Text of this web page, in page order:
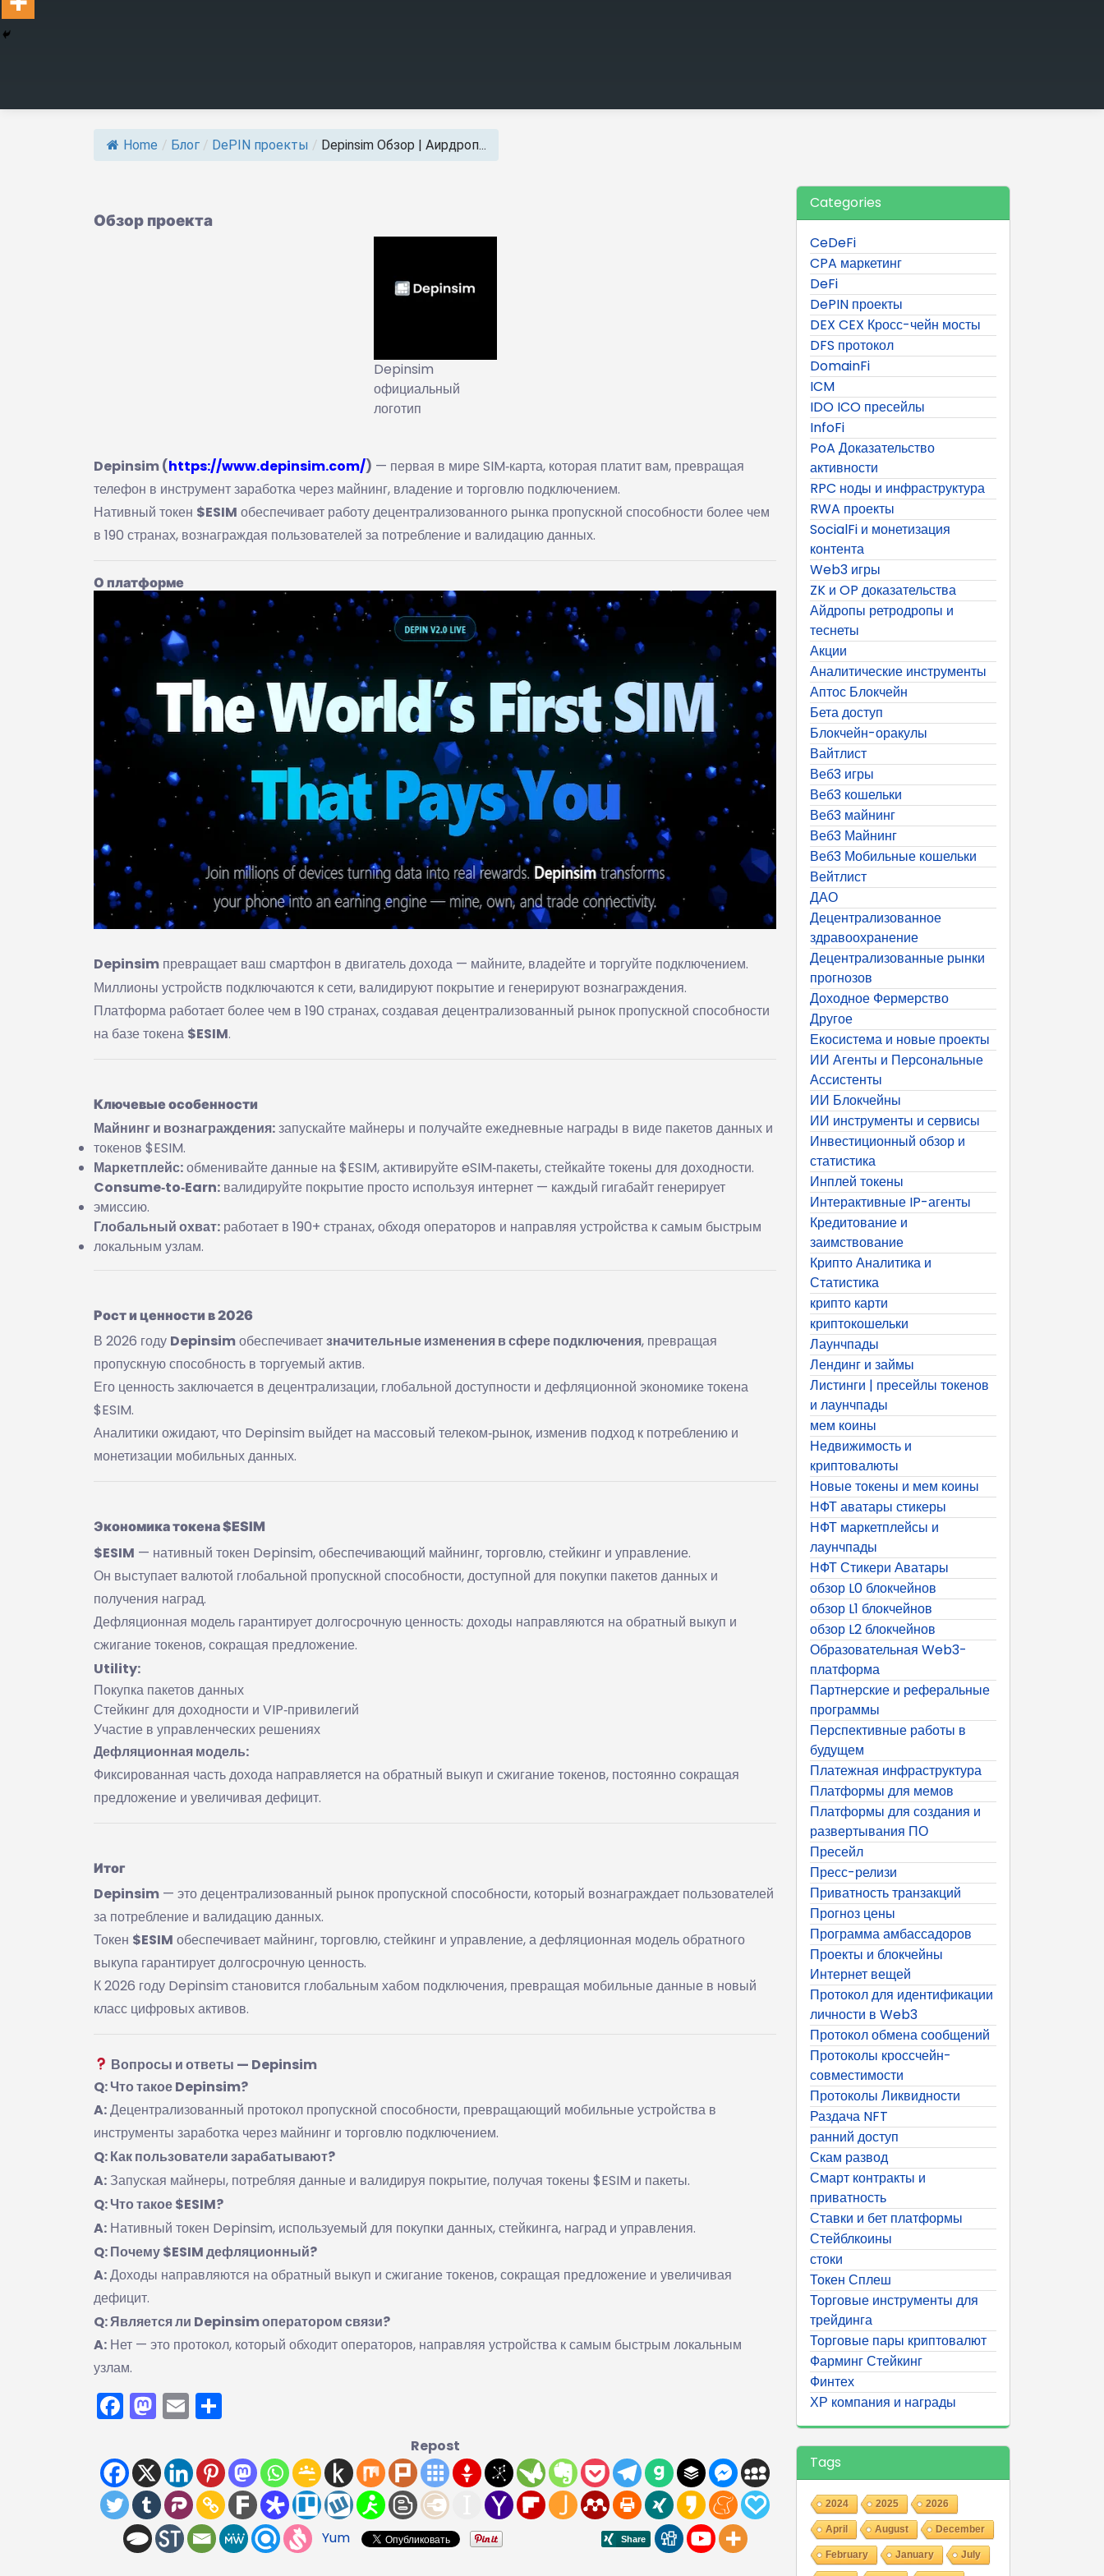
Home / Блог / DePIN проекты / Depinsim Обзор | Аирдроп...
Обзор проекта
Depinsim
официальный
логотип
Depinsim (https://www.depinsim.com/) — первая в мире SIM‑карта, которая платит вам, превращая
телефон в инструмент заработка через майнинг, владение и торговлю подключением.
Нативный токен $ESIM обеспечивает работу децентрализованного рынка пропускной способности более чем
в 190 странах, вознаграждая пользователей за потребление и валидацию данных.
О платформе
Depinsim превращает ваш смартфон в двигатель дохода — майните, владейте и торгуйте подключением.
Миллионы устройств подключаются к сети, валидируют покрытие и генерируют вознаграждения.
Платформа работает более чем в 190 странах, создавая децентрализованный рынок пропускной способности
на базе токена $ESIM.
Ключевые особенности
Майнинг и вознаграждения:запускайте майнеры и получайте ежедневные награды в виде пакетов данных и
токенов $ESIM.
Маркетплейс:обменивайте данные на $ESIM, активируйте eSIM‑пакеты, стейкайте токены для доходности.
Consume‑to‑Earn: валидируйте покрытие просто используя интернет — каждый гигабайт генерирует
эмиссию.
Глобальный охват: работает в 190+ странах, обходя операторов и направляя устройства к самым быстрым
локальным узлам.
Рост и ценности в 2026
В 2026 году Depinsimобеспечиваетзначительные изменения в сфере подключения, превращая
пропускную способность в торгуемый актив.
Его ценность заключается в децентрализации, глобальной доступности и дефляционной экономике токена
$ESIM.
Аналитики ожидают, что Depinsim выйдет на массовый телеком‑рынок, изменив подход к потреблению и
монетизации мобильных данных.
Экономика токена $ESIM
$ESIM — нативный токен Depinsim, обеспечивающий майнинг, торговлю, стейкинг и управление.
Он выступает валютой глобальной пропускной способности, доступной для покупки пакетов данных и
получения наград.
Дефляционная модель гарантирует долгосрочную ценность: доходы направляются на обратный выкуп и
сжигание токенов, сокращая предложение.
Utility:
Покупка пакетов данных
Стейкинг для доходности и VIP‑привилегий
Участие в управленческих решениях
Дефляционная модель:
Фиксированная часть дохода направляется на обратный выкуп и сжигание токенов, постоянно сокращая
предложение и увеличивая дефицит.
Итог
Depinsim — это децентрализованный рынок пропускной способности, который вознаграждает пользователей
за потребление и валидацию данных.
Токен $ESIM обеспечивает майнинг, торговлю, стейкинг и управление, а дефляционная модель обратного
выкупа гарантирует долгосрочную ценность.
К 2026 году Depinsim становится глобальным хабом подключения, превращая мобильные данные в новый
класс цифровых активов.
Вопросы и ответы — Depinsim
Q: Что такое Depinsim?
A:Децентрализованный протокол пропускной способности, превращающий мобильные устройства в
инструменты заработка через майнинг и торговлю подключением.
Q: Как пользователи зарабатывают?
A: Запуская майнеры, потребляя данные и валидируя покрытие, получая токены $ESIM и пакеты.
Q: Что такое $ESIM?
A: Нативный токен Depinsim, используемый для покупки данных, стейкинга, наград и управления.
Q: Почему $ESIM дефляционный?
A:Доходы направляются на обратный выкуп и сжигание токенов, сокращая предложение и увеличивая
дефицит.
Q: Является ли Depinsim оператором связи?
A: Нет — это протокол, который обходит операторов, направляя устройства к самым быстрым локальным
узлам.
Facebook
Mastodon
Email
Repost
Yum
Categories
CeDeFi
CPA маркетинг
DeFi
DePIN проекты
DEX CEX Кросс-чейн мосты
DFS протокол
DomainFi
ICM
IDO ICO пресейлы
InfoFi
PoA Доказательство
активности
RPC ноды и инфраструктура
RWA проекты
SocialFi и монетизация
контента
Web3 игры
ZK и OP доказательства
Айдропы ретродропы и
теснеты
Акции
Аналитические инструменты
Аптос Блокчейн
Бета доступ
Блокчейн-оракулы
Вайтлист
Веб3 игры
Веб3 кошельки
Веб3 майнинг
Веб3 Майнинг
Веб3 Мобильные кошельки
Вейтлист
ДАО
Децентрализованное
здравоохранение
Децентрализованные рынки
прогнозов
Доходное Фермерство
Другое
Екосистема и новые проекты
ИИ Агенты и Персональные
Ассистенты
ИИ Блокчейны
ИИ инструменты и сервисы
Инвестиционный обзор и
статистика
Инплей токены
Интерактивные IP-агенты
Кредитование и
заимствование
Крипто Аналитика и
Статистика
крипто карти
криптокошельки
Лаунчпады
Лендинг и займы
Листинги | пресейлы токенов
и лаунчпады
мем коины
Недвижимость и
криптовалюты
Новые токены и мем коины
НФТ аватары стикеры
НФТ маркетплейсы и
лаунчпады
НФТ Стикери Аватары
обзор L0 блокчейнов
обзор L1 блокчейнов
обзор L2 блокчейнов
Образовательная Web3-
платформа
Партнерские и реферальные
программы
Перспективные работы в
будущем
Платежная инфраструктура
Платформы для мемов
Платформы для создания и
развертывания ПО
Пресейл
Пресс-релизи
Приватность транзакций
Прогноз цены
Программа амбассадоров
Проекты и блокчейны
Интернет вещей
Протокол для идентификации
личности в Web3
Протокол обмена сообщений
Протоколы кроссчейн-
совместимости
Протоколы Ликвидности
Раздача NFT
ранний доступ
Скам развод
Смарт контракты и
приватность
Ставки и бет платформы
Стейблкоины
стоки
Токен Сплеш
Торговые инструменты для
трейдинга
Торговые пары криптовалют
Фарминг Стейкинг
Финтех
ХР компания и награды
Tags
2024 2025 2026
April August December
February January July